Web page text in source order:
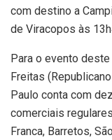
com destino a
de Viracopos às
Para o evento
Freitas
Paulo conta com
comerciais
Franca, Barretos,